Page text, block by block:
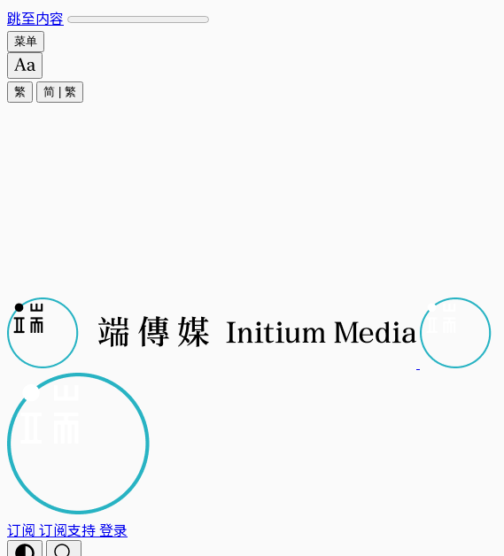
跳至内容
菜单
繁 简 繁
订阅 订阅支持登录